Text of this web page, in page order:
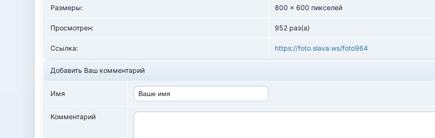
Размеры: 800 x 600 пикселей
Просмотрен: 952 раз(а)
Ссылка: https://foto.slava.ws/foto964
Добавить Ваш комментарий
Имя
Комментарий